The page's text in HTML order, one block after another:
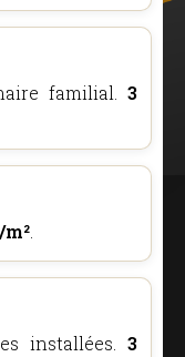
familial. 3
m²
installées. 3